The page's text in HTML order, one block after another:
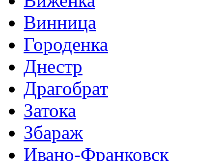
Винница
Городенка
Днестр
Драгобрат
Затока
Збараж
Ивано-Франковск